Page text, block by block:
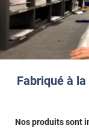
Fabriqué à
Nos produits sont